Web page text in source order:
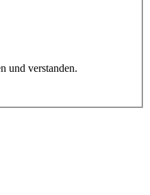
und verstanden.